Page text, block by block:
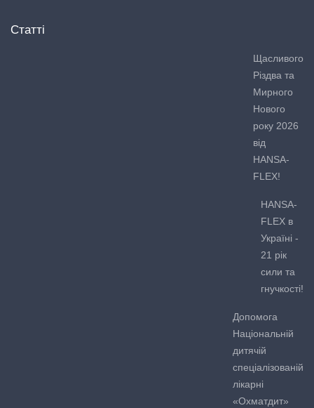
Статті
Щасливого
Різдва та
Мирного
Нового
року 2026
від
HANSA-
FLEX!
HANSA-
FLEX в
Україні -
21 рік
сили та
гнучкості!
Допомога
Національній
дитячій
спеціалізованій
лікарні
«Охматдит»